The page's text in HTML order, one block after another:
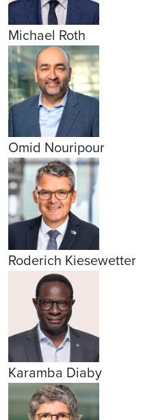
Michael Roth
Omid Nouripour
Roderich Kiesewetter
Karamba Diaby